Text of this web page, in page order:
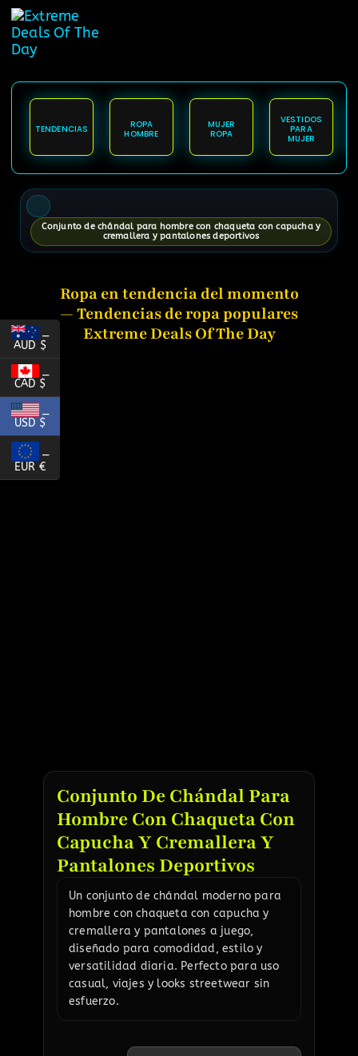
content
TENDENCIAS
ROPA
HOMBRE
MUJER
ROPA
VESTIDOS
PARA
MUJER
Conjunto de chándal para hombre con chaqueta con capucha y
cremallera y pantalones deportivos
Ropa en tendencia del momento
— Tendencias de ropa populares
Extreme Deals Of The Day
Conjunto De Chándal Para
Hombre Con Chaqueta Con
Capucha Y Cremallera Y
Pantalones Deportivos
Un conjunto de chándal moderno para
hombre con chaqueta con capucha y
cremallera y pantalones a juego,
diseñado para comodidad, estilo y
versatilidad diaria. Perfecto para uso
casual, viajes y looks streetwear sin
esfuerzo.
AUD $
CAD $
_
USD $
EUR €